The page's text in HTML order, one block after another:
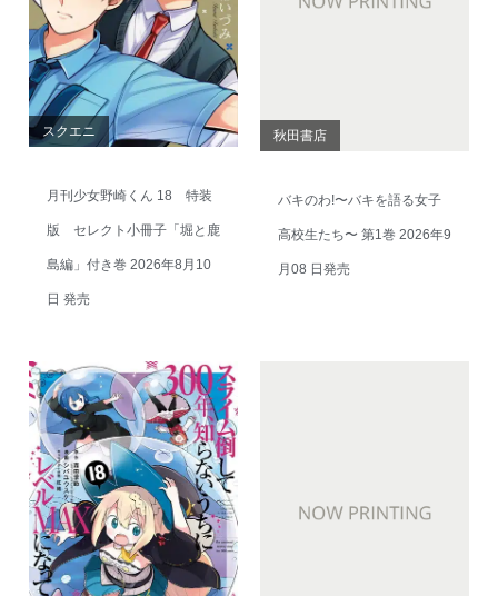
スクエニ
月刊少女野崎くん 18 特装
版 セレクト小冊子「堀と鹿
島編」付き巻 2026年8月10
日 発売
秋田書店
バキのわ!〜バキを語る女子
高校生たち〜 第1巻 2026年9
月08 日発売